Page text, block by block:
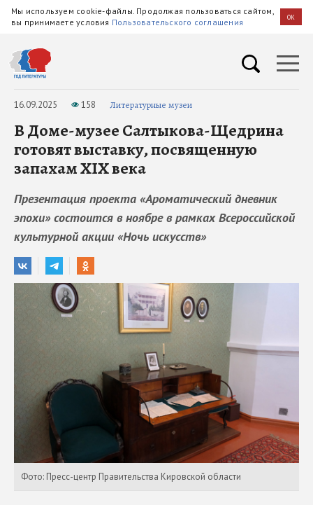
Мы используем cookie-файлы. Продолжая пользоваться сайтом,
вы принимаете условия Пользовательского соглашения OK
16.09.2025 158 Литературные музеи
В Доме-музее Салтыкова-Щедрина
готовят выставку, посвященную
запахам XIX века
Презентация проекта «Ароматический дневник
эпохи» состоится в ноябре в рамках Всероссийской
культурной акции «Ночь искусств»
Фото: Пресс-центр Правительства Кировской области